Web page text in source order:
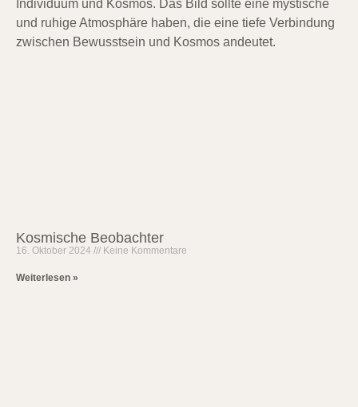
Kosmische Beobachter
16. Oktober 2024 Keine Kommentare
Weiterlesen »